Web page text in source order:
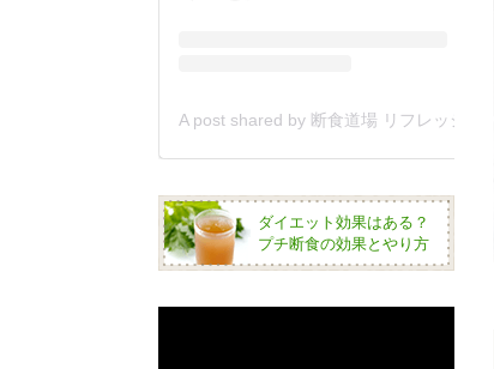
ダイエット効果はある？
プチ断食の効果とやり方